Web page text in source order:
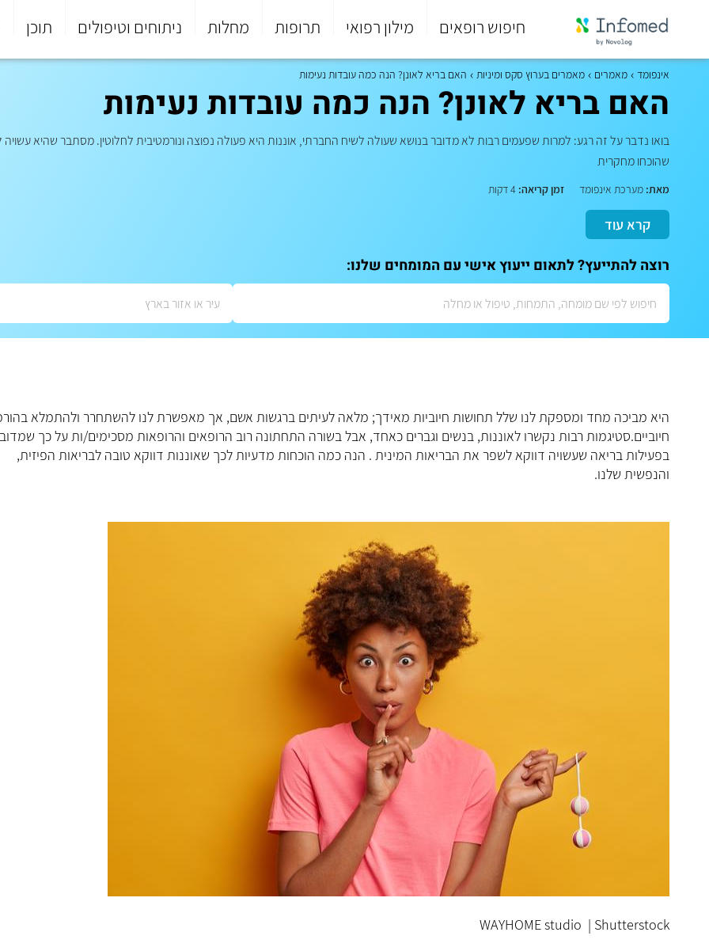
חיפוש רופאים מילון רפואי תרופות מחלות ניתוחים וטיפולים תוכן
סוף
התפריט
הראשי.
אינפומד מאמרים מאמרים בערוץ סקס ומיניות האם בריא לאונן? הנה כמה עובדות נעימות
האם בריא לאונן? הנה כמה עובדות נעימות
בואו נדבר על זה רגע: למרות שפעמים רבות לא מדובר בנושא שעולה לשיח החברתי, אוננות היא פעולה נפוצה ונורמטיבית לחלוטין. מסתבר שהיא
שהוכחו מחקרית
מאת: מערכת אינפומד זמן קריאה:
קרא עוד
רוצה להתייעץ? לתאום ייעוץ אישי עם המומחים שלנו:
היא מביכה מחד ומספקת לנו שלל תחושות חיוביות מאידך; מלאה לעיתים ברגשות אשם, אך מאפשרת לנו להשתחרר ולהתמלא
חיוביים.סטיגמות רבות נקשרו לאוננות, בנשים וגברים כאחד, אבל בשורה התחתונה רוב הרופאים והרופאות מסכימים/ות על כך
בפעילות בריאה שעשויה דווקא לשפר את הבריאות המינית . הנה כמה הוכחות מדעיות לכך שאוננות דווקא טובה לבריאות הפיזית,
והנפשית שלנו.
WAYHOME studio | Shutterstock